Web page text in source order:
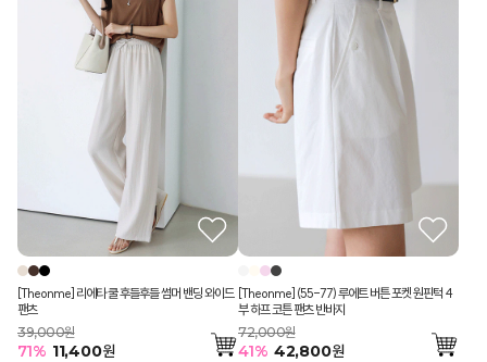
[Theonme] 리에타 쿨 후들후들 썸머 밴딩 와이드
팬츠
39,000원
71% 11,400원
[Theonme] (55-77) 루에트 버튼 포켓 원핀턱 4
부 하프 코튼 팬츠 반바지
72,000원
41% 42,800원